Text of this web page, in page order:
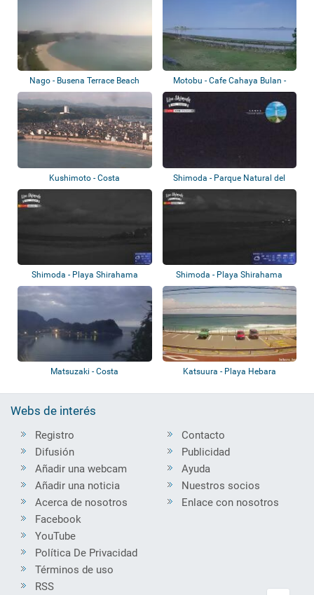
Nago - Busena Terrace Beach
Motobu - Cafe Cahaya Bulan -
Emerald Bea...
Kushimoto - Costa
Shimoda - Parque Natural del
Cabo Tsumek...
Shimoda - Playa Shirahama
Ohama
Shimoda - Playa Shirahama
Chuo
Matsuzaki - Costa Katsuura - Playa Hebara
Webs de interés
Registro
Difusión
Añadir una webcam
Añadir una noticia
Acerca de nosotros
Contacto
Publicidad
Ayuda
Nuestros socios
Enlace con nosotros
Facebook
YouTube
Política De Privacidad
Términos de uso
RSS